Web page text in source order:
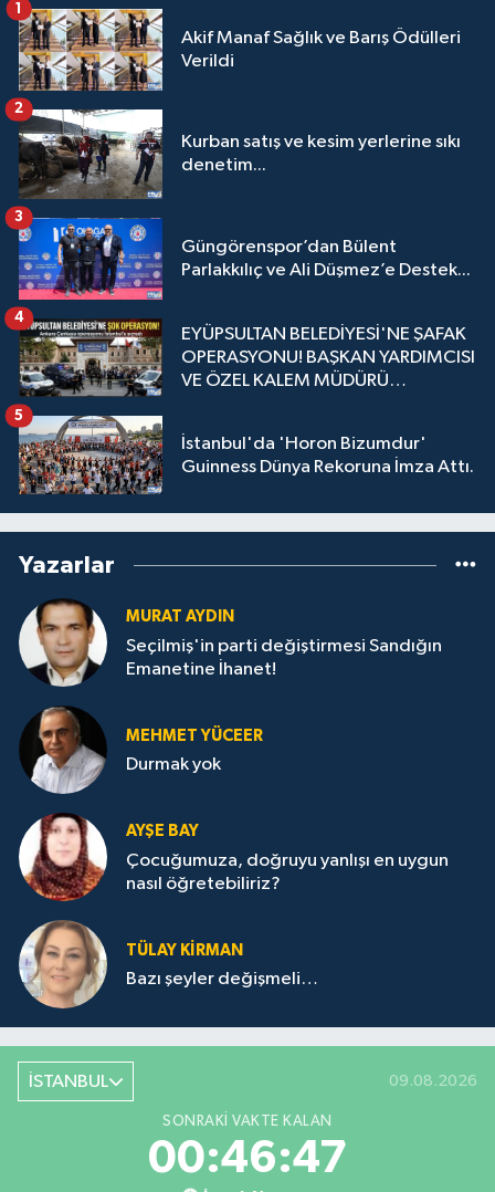
Akif Manaf Sağlık ve Barış Ödülleri
Verildi
1
Kurban satış ve kesim yerlerine sıkı
denetim...
2
Güngörenspor’dan Bülent
Parlakkılıç ve Ali Düşmez’e Destek...
3
EYÜPSULTAN BELEDİYESİ'NE ŞAFAK
OPERASYONU! BAŞKAN YARDIMCISI
VE ÖZEL KALEM MÜDÜRÜ
4
İstanbul'da 'Horon Bizumdur'
Guinness Dünya Rekoruna İmza Attı.
5
Yazarlar
MURAT AYDIN
Seçilmiş'in parti değiştirmesi Sandığın
Emanetine İhanet!
MEHMET YÜCEER
Durmak yok
AYŞE BAY
Çocuğumuza, doğruyu yanlışı en uygun
nasıl öğretebiliriz?
TÜLAY KİRMAN
Bazı şeyler değişmeli…
İSTANBUL 09.08.2026
SONRAKI VAKTE KALAN
00:46:47